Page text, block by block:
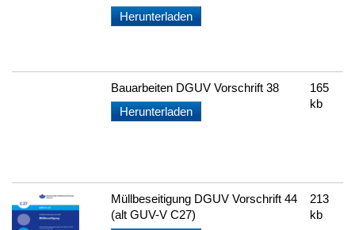
Herunterladen
Bauarbeiten DGUV Vorschrift 38
Herunterladen
165
kb
Müllbeseitigung DGUV Vorschrift 44
(alt GUV-V C27)
213
kb